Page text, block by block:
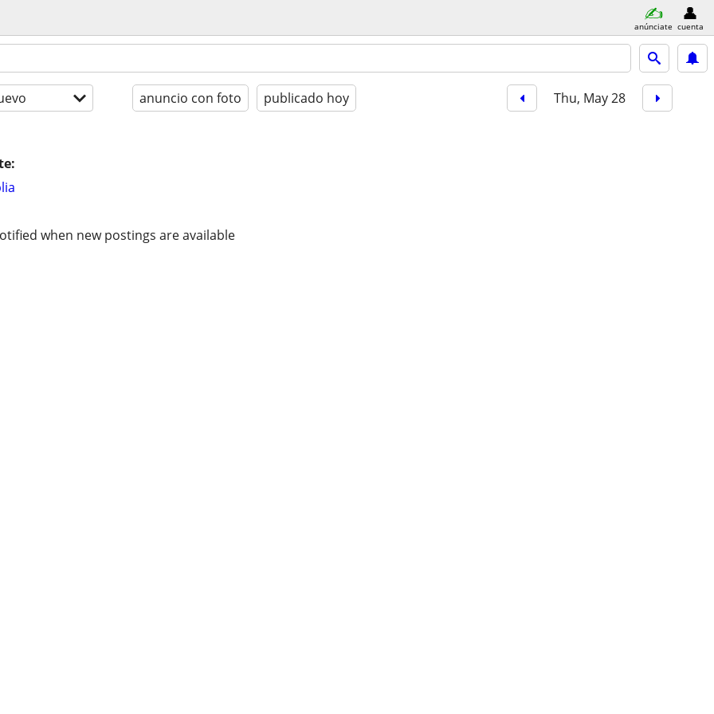
anúnciate cuenta
anuncio con foto publicado hoy Thu, May 28
when new postings are available